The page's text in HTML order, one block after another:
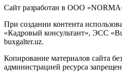
Сайт разработан в ООО
При создании контента
«Кадровый консультант», ЭСС
buxgalter.uz.
Копирование материалов сайта
администрацией ресурса